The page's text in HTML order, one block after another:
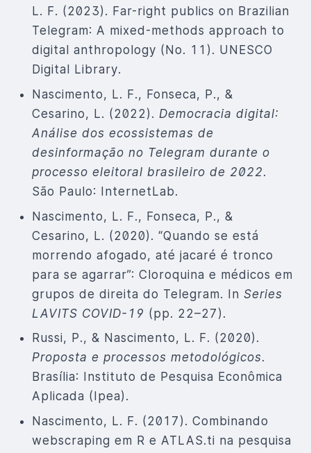
L. F. (2023). Far-right publics on Brazilian
Telegram: A mixed-methods approach to
digital anthropology (No. 11). UNESCO
Digital Library.
Nascimento, L. F., Fonseca, P., &
Cesarino, L. (2022). Democracia digital:
Análise dos ecossistemas de
desinformação no Telegram durante o
processo eleitoral brasileiro de 2022.
São Paulo: InternetLab.
Nascimento, L. F., Fonseca, P., &
Cesarino, L. (2020). “Quando se está
morrendo afogado, até jacaré é tronco
para se agarrar”: Cloroquina e médicos em
grupos de direita do Telegram. InSeries
LAVITS COVID-19 (pp. 22–27).
Russi, P., & Nascimento, L. F. (2020).
Proposta e processos metodológicos.
Brasília: Instituto de Pesquisa Econômica
Aplicada (Ipea).
Nascimento, L. F. (2017). Combinando
webscraping em R e ATLAS.ti na pesquisa